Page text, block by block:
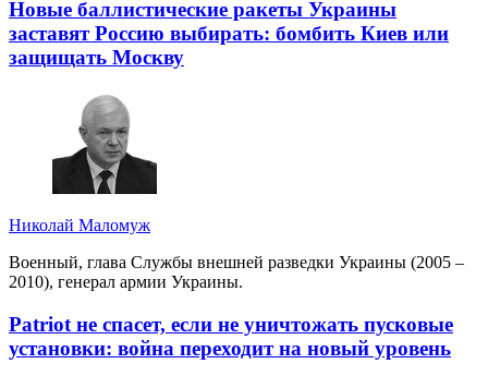
Новые баллистические ракеты Украины
заставят Россию выбирать: бомбить Киев или
защищать Москву
Николай Маломуж
Военный, глава Службы внешней разведки Украины (2005 –
2010), генерал армии Украины.
Patriot не спасет, если не уничтожать пусковые
установки: война переходит на новый уровень